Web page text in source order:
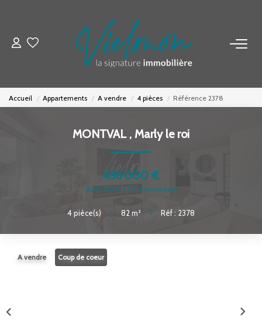
NOS BIENS
Acheter
Louer
ESTIMER
INVESTISSEURS
Accueil Appartements A vendre 4 pièces Référence 2378
MONTVAL , Marly le roi
436 000 €
dont 3,81% TTC d'honoraires
4pièce(s) • 82 m² • Réf : 2378
A vendre Coup de coeur